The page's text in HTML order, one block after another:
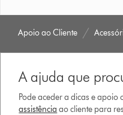
Apoio ao Cliente
A ajuda que
Pode aceder a dicas e apoio
assistência ao cliente para